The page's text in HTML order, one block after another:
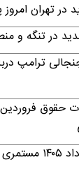
امروز پنجشنبه ۱۵
در تنگه و
ترامپ
حقوق
خبر فوری؛